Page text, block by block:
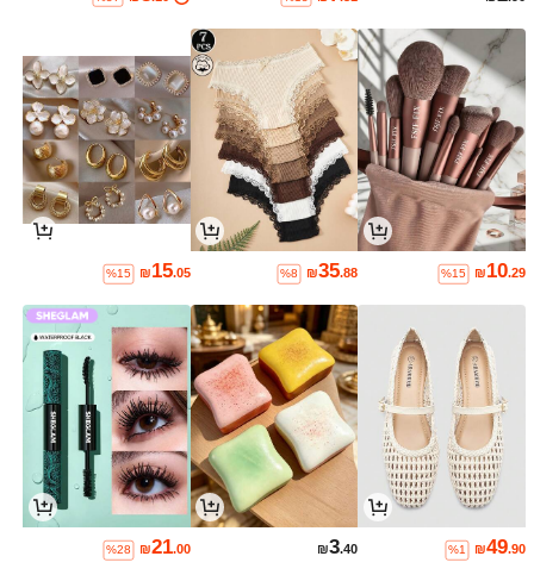
₪10.29
%15
₪35.88
%8
₪15.05
%15
₪49.90
%1
₪3.40
₪21.00
%28